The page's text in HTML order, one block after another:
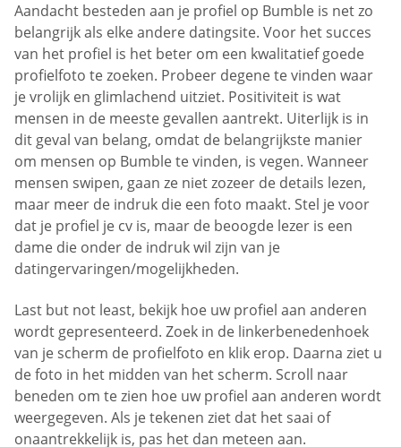
Aandacht besteden aan je profiel op Bumble is net zo
belangrijk als elke andere datingsite. Voor het succes
van het profiel is het beter om een kwalitatief goede
profielfoto te zoeken. Probeer degene te vinden waar
je vrolijk en glimlachend uitziet. Positiviteit is wat
mensen in de meeste gevallen aantrekt. Uiterlijk is in
dit geval van belang, omdat de belangrijkste manier
om mensen op Bumble te vinden, is vegen. Wanneer
mensen swipen, gaan ze niet zozeer de details lezen,
maar meer de indruk die een foto maakt. Stel je voor
dat je profiel je cv is, maar de beoogde lezer is een
dame die onder de indruk wil zijn van je
datingervaringen/mogelijkheden.
Last but not least, bekijk hoe uw profiel aan anderen
wordt gepresenteerd. Zoek in de linkerbenedenhoek
van je scherm de profielfoto en klik erop. Daarna ziet u
de foto in het midden van het scherm. Scroll naar
beneden om te zien hoe uw profiel aan anderen wordt
weergegeven. Als je tekenen ziet dat het saai of
onaantrekkelijk is, pas het dan meteen aan.